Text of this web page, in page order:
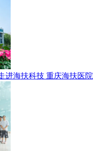
进海扶科技 重庆海扶医院